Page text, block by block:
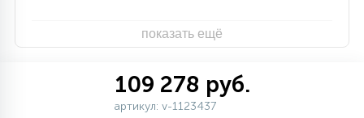
показать ещё
109 278 руб.
артикул: v-1123437